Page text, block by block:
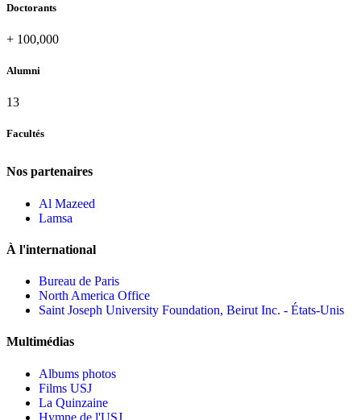
Doctorants
+ 100,000
Alumni
13
Facultés
Nos partenaires
Al Mazeed
Lamsa
À l'international
Bureau de Paris
North America Office
Saint Joseph University Foundation, Beirut Inc. - États-Unis
Multimédias
Albums photos
Films USJ
La Quinzaine
Hymne de l'USJ